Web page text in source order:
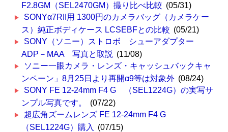
F2.8GM（SEL2470GM）撮り比べ比較 (05/31)
SONYα7RII用 1300円のカメラバッグ（カメラケー
ス）純正ボディケース LCSEBFとの比較 (05/21)
SONY（ソニー）ストロボ シューアダプター
ADP－MAA 写真と取説 (11/08)
ソニー一眼カメラ・レンズ・キャッシュバックキャ
ンペーン」8月25日より再開α9等は対象外 (08/24)
SONY FE 12-24mm F4 G （SEL1224G）の実写サ
ンプル写真です。
(07/22)
超広角ズームレンズ FE 12-24mm F4 G
（SEL1224G）購入
(07/15)